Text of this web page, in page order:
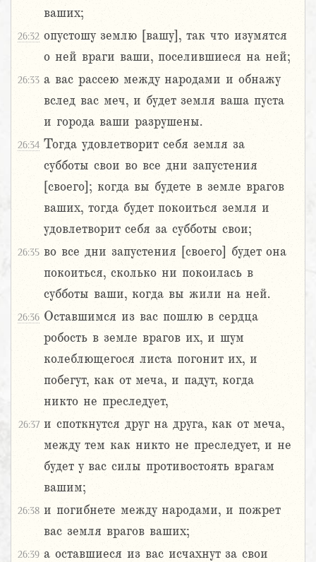
ваших;
26:32 опустошу землю [вашу], так что изумятся
о ней враги ваши, поселившиеся на ней;
26:33 а вас рассею между народами и обнажу
вслед вас меч, и будет земля ваша пуста
и города ваши разрушены.
26:34 Тогда удовлетворит себя земля за
субботы свои во все дни запустения
[своего]; когда вы будете в земле врагов
ваших, тогда будет покоиться земля и
удовлетворит себя за субботы свои;
26:35 во все дни запустения [своего] будет она
покоиться, сколько ни покоилась в
субботы ваши, когда вы жили на ней.
26:36 Оставшимся из вас пошлю в сердца
робость в земле врагов их, и шум
колеблющегося листа погонит их, и
побегут, как от меча, и падут, когда
никто не преследует,
26:37 и споткнутся друг на друга, как от меча,
между тем как никто не преследует, и не
будет у вас силы противостоять врагам
вашим;
26:38 и погибнете между народами, и пожрет
вас земля врагов ваших;
26:39 а оставшиеся из вас исчахнут за свои